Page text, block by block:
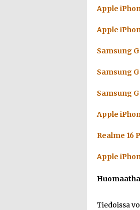
Apple
Apple
Samsung
Samsung
Samsung
Apple
Realme 16
Apple
Tiedoissa